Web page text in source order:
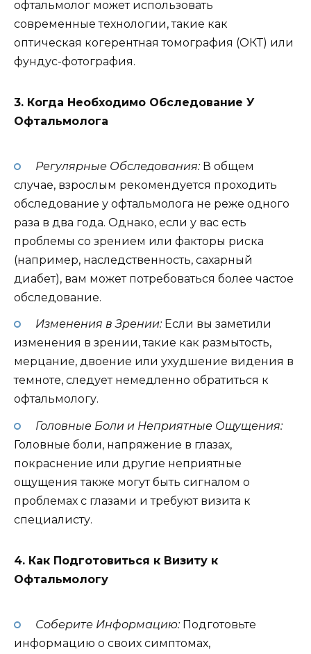
офтальмолог может использовать
современные технологии, такие как
оптическая когерентная томография (ОКТ) или
фундус-фотография.
3. Когда Необходимо Обследование У
Офтальмолога
Регулярные Обследования:В общем
случае, взрослым рекомендуется проходить
обследование у офтальмолога не реже одного
раза в два года. Однако, если у вас есть
проблемы со зрением или факторы риска
(например, наследственность, сахарный
диабет), вам может потребоваться более частое
обследование.
Изменения в Зрении:Если вы заметили
изменения в зрении, такие как размытость,
мерцание, двоение или ухудшение видения в
темноте, следует немедленно обратиться к
офтальмологу.
Головные Боли и Неприятные Ощущения:
Головные боли, напряжение в глазах,
покраснение или другие неприятные
ощущения также могут быть сигналом о
проблемах с глазами и требуют визита к
специалисту.
4. Как Подготовиться к Визиту к
Офтальмологу
Соберите Информацию:Подготовьте
информацию о своих симптомах,